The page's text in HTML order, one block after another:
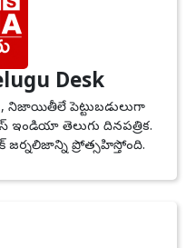
Desk
నిజాయితీలే పెట్టుబడులుగా
ఇండియా తెలుగు దినపత్రిక.
ప్రోత్సహిస్తోంది.